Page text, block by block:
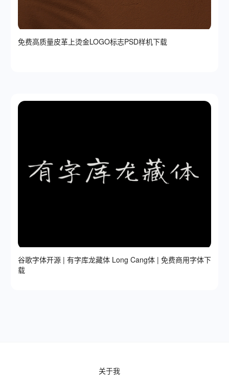
免费高质量皮革上烫金LOGO标志PSD样机下载
谷歌字体开源 | 有字库龙藏体 Long Cang体 | 免费商用字体下
载
关于我